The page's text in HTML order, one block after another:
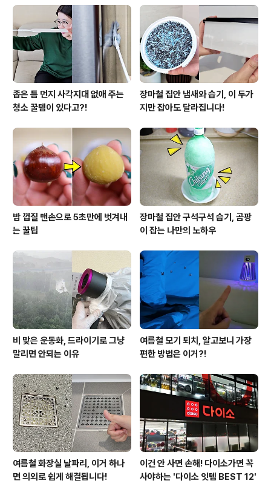
▼ 클립을 선택하면 전의 포스팅에서 다루었던 슬립 편집
아이콘이 나타납니다. ▼ Option 키를 누르고 있으면, 마
우스 커서가 슬라이드 아이콘으로 바뀝니다. ▼ 드래..
좁은 틈 먼지 사각지대 없애 주는
청소 꿀템이 있다고?!
장마철 집안 냄새와 습기, 이 두가
지만 잡아도 달라집니다!
밤 껍질 맨손으로 5초만에 벗겨내
는 꿀팁
장마철 집안 구석구석 습기, 곰팡
이 잡는 나만의 노하우
비 맞은 운동화, 드라이기로 그냥
말리면 안되는 이유
여름철 모기 퇴치, 알고보니 가장
편한 방법은 이거?!
여름철 화장실 날파리, 이거 하나
면 의외로 쉽게 해결됩니다!
이건 안 사면 손해! 다이소가면 꼭
사야하는 '다이소 잇템 BEST 12'